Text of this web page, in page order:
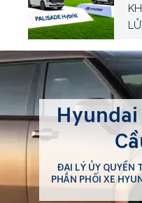
Hyundai
ĐẠI LÝ ỦY QUYỀN
PHÂN PHỐI XE